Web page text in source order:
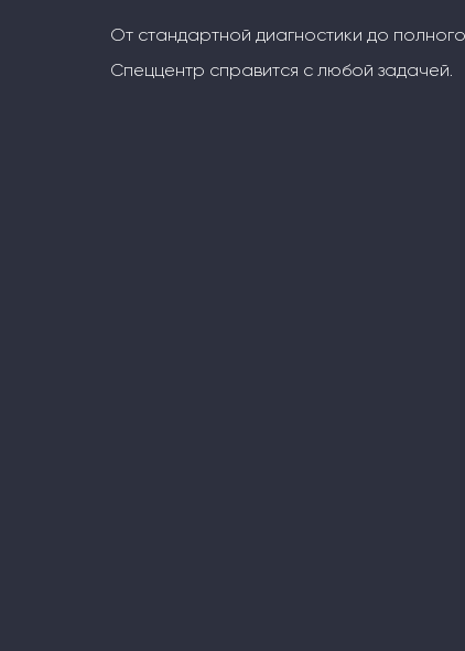
От стандартной диагностики до
Спеццентр справится с любой задачей.